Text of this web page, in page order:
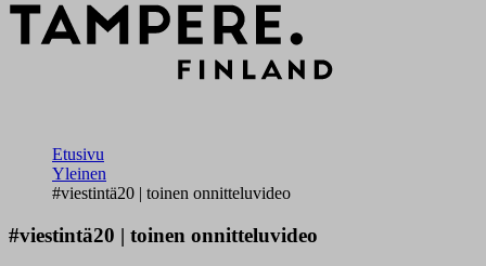
Etusivu
Yleinen
#viestintä20 | toinen onnitteluvideo
#viestintä20 | toinen onnitteluvideo